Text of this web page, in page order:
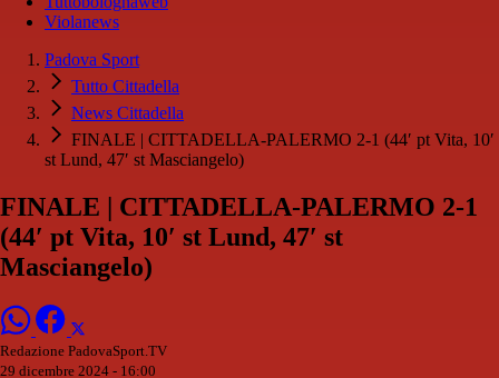
Violanews
Padova Sport
Tutto Cittadella
News Cittadella
FINALE | CITTADELLA-PALERMO 2-1 (44′ pt Vita, 10′
st Lund, 47′ st Masciangelo)
FINALE | CITTADELLA-PALERMO 2-1
(44′ pt Vita, 10′ st Lund, 47′ st
Masciangelo)
Redazione PadovaSport.TV
29 dicembre 2024 - 16:00